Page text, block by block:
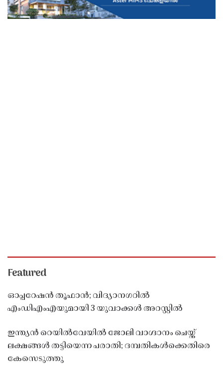
Featured
ഓപ്പറേഷൻ തൂഫാൻ; വിദ്യാനഗറിൽ
എംഡിഎംഎയുമായി 3 യുവാക്കൾ അറസ്റ്റിൽ
ഇന്ത്യൻ റെയിൽവേയിൽ ജോലി വാഗ്ദാനം ചെയ്ത്
ലക്ഷങ്ങൾ തട്ടിയെന്ന പരാതി; ദമ്പതികൾക്കെതിരെ
കേസെടുത്തു